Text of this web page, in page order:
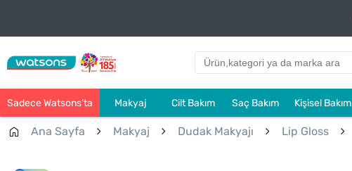
Sadece Watsons’ta Makyaj Cilt Bakım Saç Bakım Kişisel Bakım
Ana Sayfa Makyaj Dudak Makyajı Lip Gloss